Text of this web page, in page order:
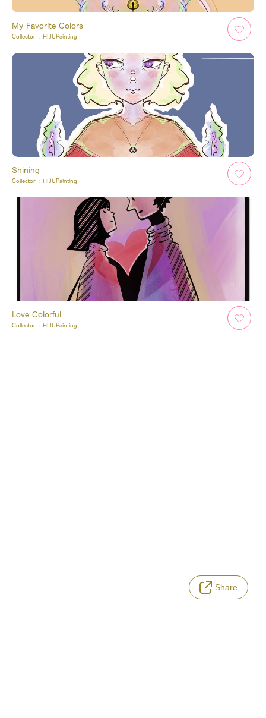
Share
My Favorite Colors
Collector : HIJUPainting
Shining
Collector : HIJUPainting
Love Colorful
Collector : HIJUPainting